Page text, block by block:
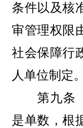
条件以及核
审管理权限
社会保障行
人单位制定。
第九条
是单数，根